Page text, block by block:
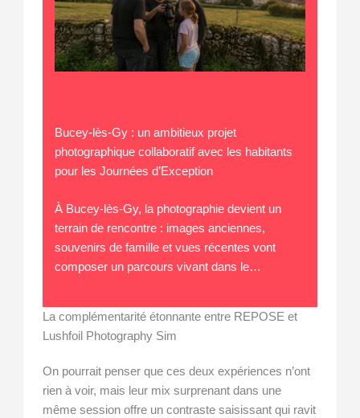
Bucey-lès-Gy : un ambitieux projet
photographique collaboratif avec les habitants
pour les Journées d’Exception
À Bucey-lès-Gy, la photographie devient un
terrain de rencontre : images anciennes,
souvenirs de famille et vues récentes vont
composer un parcours vivant dans le…
La complémentarité étonnante entre REPOSE et
Lushfoil Photography Sim
On pourrait penser que ces deux expériences n’ont
rien à voir, mais leur mix surprenant dans une
même session offre un contraste saisissant qui ravit